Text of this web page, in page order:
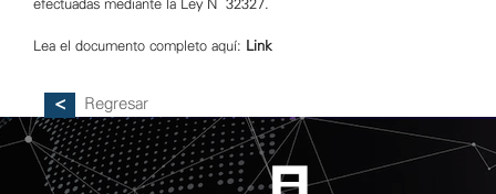
efectuadas mediante la Ley N° 32327.
Lea el documento completo aquí: Link
Regresar